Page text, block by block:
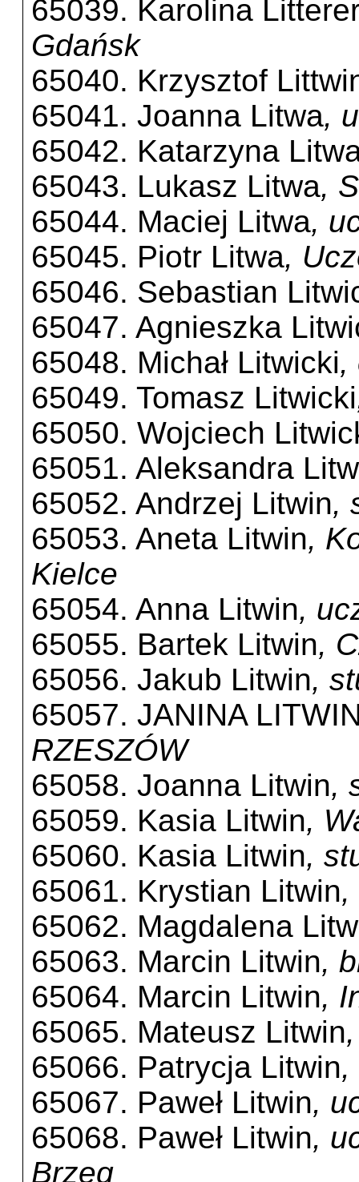
65039. Karolina
Gdańsk
65040. Krzysztof
65041. Joanna Litwa,
65042. Katarzyna
65043. Lukasz Litwa,
65044. Maciej Litwa,
65045. Piotr Litwa,
65046. Sebastian
65047. Agnieszka
65048. Michał Litwicki,
65049. Tomasz Litwicki
65050. Wojciech
65051. Aleksandra
65052. Andrzej Litwin,
65053. Aneta Litwin,
Kielce
65054. Anna Litwin,
65055. Bartek Litwin,
65056. Jakub Litwin,
65057. JANINA
RZESZÓW
65058. Joanna Litwin,
65059. Kasia Litwin,
65060. Kasia Litwin,
65061. Krystian Litwin,
65062. Magdalena
65063. Marcin Litwin,
65064. Marcin Litwin,
65065. Mateusz Litwin
65066. Patrycja Litwin,
65067. Paweł Litwin,
65068. Paweł Litwin,
Brzeg